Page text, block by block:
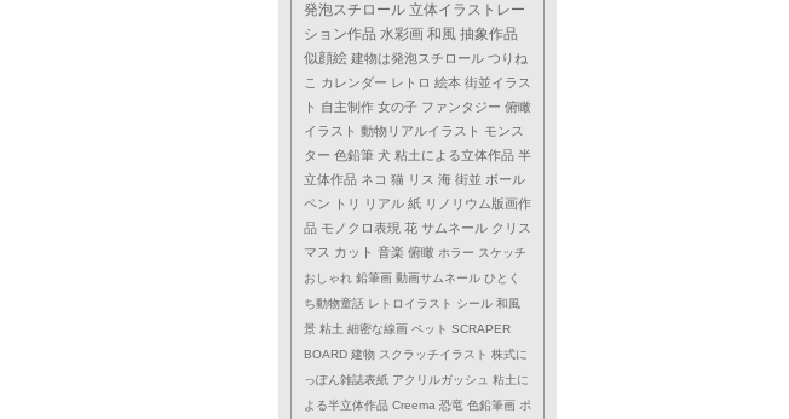
発泡スチロール 立体イラストレー
ション作品 水彩画 和風 抽象作品
似顔絵 建物は発泡スチロール つりね
こ カレンダー レトロ 絵本 街並イラス
ト 自主制作 女の子 ファンタジー 俯瞰
イラスト 動物リアルイラスト モンス
ター 色鉛筆 犬 粘土による立体作品 半
立体作品 ネコ 猫 リス 海 街並 ボール
ペン
トリ リアル 紙 リノリウム版画作
品 モノクロ表現 花 サムネール クリス
マス カット 音楽 俯瞰 ホラー スケッチ
おしゃれ 鉛筆画 動画サムネール ひとく
ち動物童話 レトロイラスト シール 和風
景 粘土 細密な線画 ペット SCRAPER
BOARD 建物 スクラッチイラスト 株式に
っぽん雑誌表紙 アクリルガッシュ 粘土に
よる半立体作品 Creema 恐竜 色鉛筆画 ポ